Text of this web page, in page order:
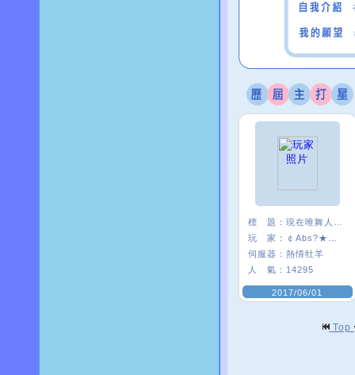
標 題：
玩 家：
伺服器： 熱情牡羊
人 氣： 14295
2017/06/01
Top